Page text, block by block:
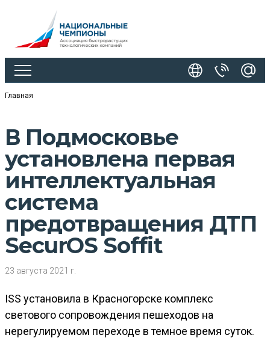
Главная
В Подмосковье
установлена первая
интеллектуальная
система
предотвращения ДТП
SecurOS Soffit
23 августа 2021 г.
ISS установила в Красногорске комплекс
светового сопровождения пешеходов на
нерегулируемом переходе в темное время суток.